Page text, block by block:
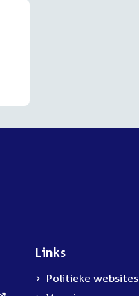
Links
Politieke websites